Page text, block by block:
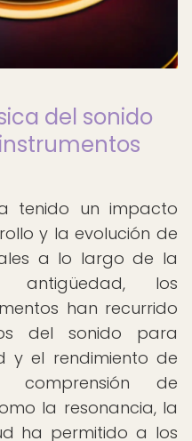
del sonido
tenido un impacto
y la evolución de
a lo largo de la
antigüedad, los
han recurrido
del sonido para
y el rendimiento de
comprensión de
la resonancia, la
ha permitido a los